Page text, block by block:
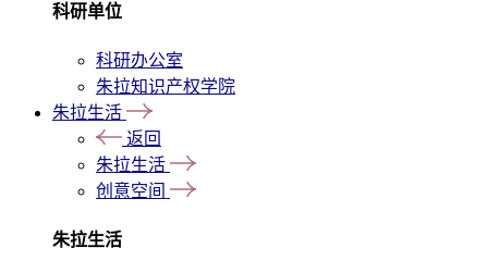
科研单位
科研办公室
朱拉知识产权学院
朱拉生活
返回
朱拉生活
创意空间
朱拉生活